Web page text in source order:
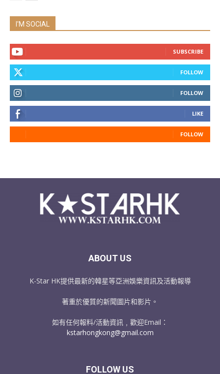
I'M SOCIAL
SUBSCRIBE
FOLLOW
FOLLOW
LIKE
FOLLOW
ABOUT US
K-Star HK提供最新的韓星等亞洲娛樂資訊及活動報導
著重於優質的新聞圖片和影片。
如有任何報料/活動資訊﹐歡迎Email：
kstarhongkong@gmail.com
FOLLOW US